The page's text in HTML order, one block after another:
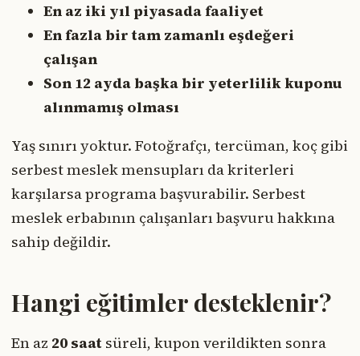
En az iki yıl piyasada faaliyet
En fazla bir tam zamanlı eşdeğeri
çalışan
Son 12 ayda başka bir yeterlilik kuponu
alınmamış olması
Yaş sınırı yoktur. Fotoğrafçı, tercüman, koç gibi
serbest meslek mensupları da kriterleri
karşılarsa programa başvurabilir. Serbest
meslek erbabının çalışanları başvuru hakkına
sahip değildir.
Hangi eğitimler desteklenir?
En az 20 saat süreli, kupon verildikten sonra